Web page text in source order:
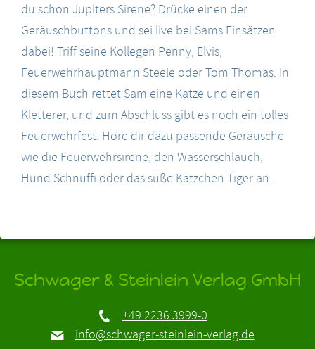
du schon Jupiters Sirene? Drücke einen der
Geräuschbuttons und sei live bei Sams Einsätzen
dabei! Triff seine Kollegen Penny, Elvis,
Feuerwehrhauptmann Steele oder Tom Thomas. In
diesem Buch rettet Sam eine Katze und einen
Kletterer, und zum Abschluss gibt es noch ein tolles
Feuerwehrfest. Höre dir dazu passende Geräusche
wie die Feuerwehrsirene, den Wasserschlauch,
Hund Schnuffi oder das süße Kätzchen Tiger an.
Schwager & Steinlein Verlag GmbH
+49 2236 3999-0
info@schwager-steinlein-verlag.de